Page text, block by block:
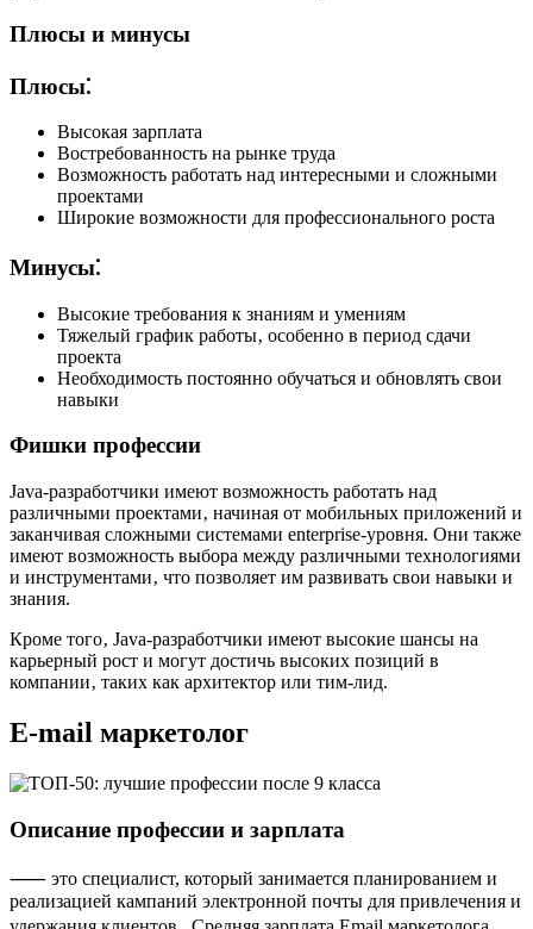
Плюсы и минусы
Плюсы⁚
Высокая зарплата
Востребованность на рынке труда
Возможность работать над интересными и сложными
проектами
Широкие возможности для профессионального роста
Минусы⁚
Высокие требования к знаниям и умениям
Тяжелый график работы‚ особенно в период сдачи
проекта
Необходимость постоянно обучаться и обновлять свои
навыки
Фишки профессии
Java-разработчики имеют возможность работать над
различными проектами‚ начиная от мобильных приложений и
заканчивая сложными системами enterprise-уровня. Они также
имеют возможность выбора между различными технологиями
и инструментами‚ что позволяет им развивать свои навыки и
знания.
Кроме того‚ Java-разработчики имеют высокие шансы на
карьерный рост и могут достичь высоких позиций в
компании‚ таких как архитектор или тим-лид.
E-mail маркетолог
Описание профессии и зарплата
⸺ это специалист, который занимается планированием и
реализацией кампаний электронной почты для привлечения и